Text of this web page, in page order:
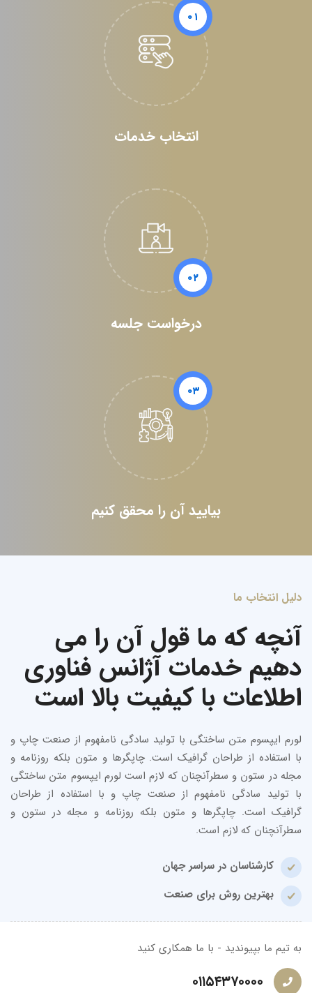
۰۱
انتخاب خدمات
۰۲
درخواست جلسه
۰۳
بیایید آن را محقق کنیم
دلیل انتخاب ما
آنچه که ما قول آن را می
دهیم خدمات آژانس فناوری
اطلاعات با کیفیت بالا است
لورم ایپسوم متن ساختگی با تولید سادگی نامفهوم از صنعت چاپ و
با استفاده از طراحان گرافیک است. چاپگرها و متون بلکه روزنامه و
مجله در ستون و سطرآنچنان که لازم است لورم ایپسوم متن ساختگی
با تولید سادگی نامفهوم از صنعت چاپ و با استفاده از طراحان
گرافیک است. چاپگرها و متون بلکه روزنامه و مجله در ستون و
سطرآنچنان که لازم است.
کارشناسان در سراسر جهان
بهترین روش برای صنعت
به تیم ما بپیوندید - با ما همکاری کنید
۰۱۱۵۴۳۷۰۰۰۰